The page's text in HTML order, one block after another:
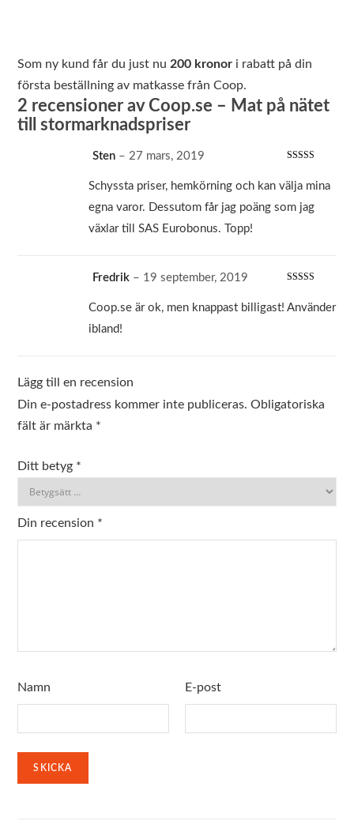
Som ny kund får du just nu 200 kronor i rabatt på din
första beställning av matkasse från Coop.
2 recensioner avCoop.se – Mat på nätet
till stormarknadspriser
Sten – 27 mars, 2019
Schyssta priser, hemkörning och kan välja mina
egna varor. Dessutom får jag poäng som jag
växlar till SAS Eurobonus. Topp!
Fredrik – 19 september, 2019
Coop.se är ok, men knappast billigast! Använder
ibland!
Lägg till en recension
Din e-postadress kommer inte publiceras. Obligatoriska
fält är märkta *
Ditt betyg *
Din recension *
Namn E-post